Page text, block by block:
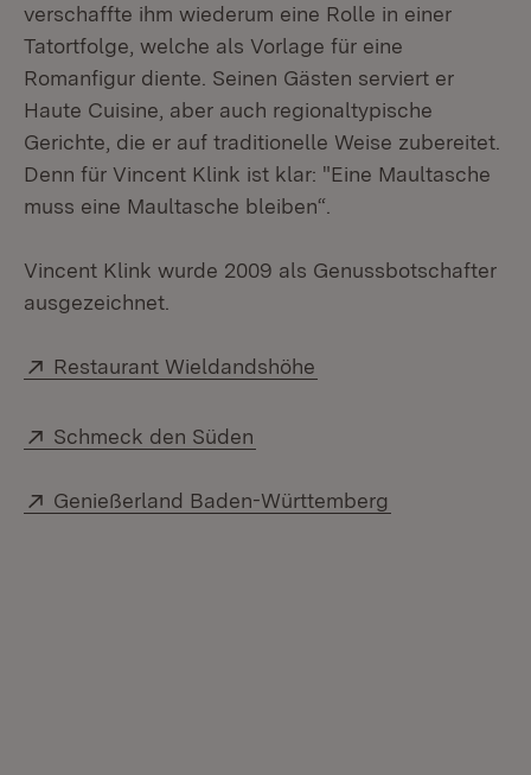
verschaffte ihm wiederum eine Rolle in einer
Tatortfolge, welche als Vorlage für eine
Romanfigur diente. Seinen Gästen serviert er
Haute Cuisine, aber auch regionaltypische
Gerichte, die er auf traditionelle Weise zubereitet.
Denn für Vincent Klink ist klar: "Eine Maultasche
muss eine Maultasche bleiben“.
Vincent Klink wurde 2009 als Genussbotschafter
ausgezeichnet.
Extern:
Restaurant Wieldandshöhe
Extern:
Schmeck den Süden
Extern:
Genießerland Baden-Württemberg